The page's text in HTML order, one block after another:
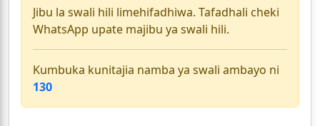
Jibu la swali hili limehifadhiwa. Tafadhali cheki
WhatsApp upate majibu ya swali hili.
Kumbuka kunitajia namba ya swali ambayo ni
130